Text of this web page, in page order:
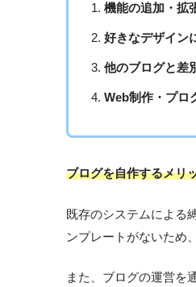
機能の追加・拡
好きなデザイン
他のブログと差
Web制作・プロ
ブログを自作するメリ
既存のシステムによる
ンプレートがないため
また、ブログの運営を